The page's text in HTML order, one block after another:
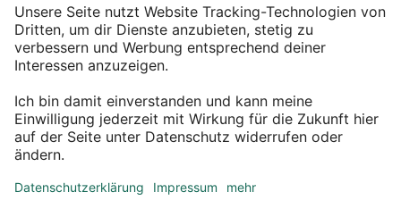
Service
Über DEPOT
Kontakt